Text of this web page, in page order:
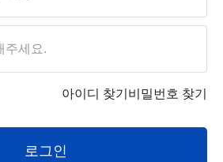
아이디 찾기 비밀번호 찾기
로그인